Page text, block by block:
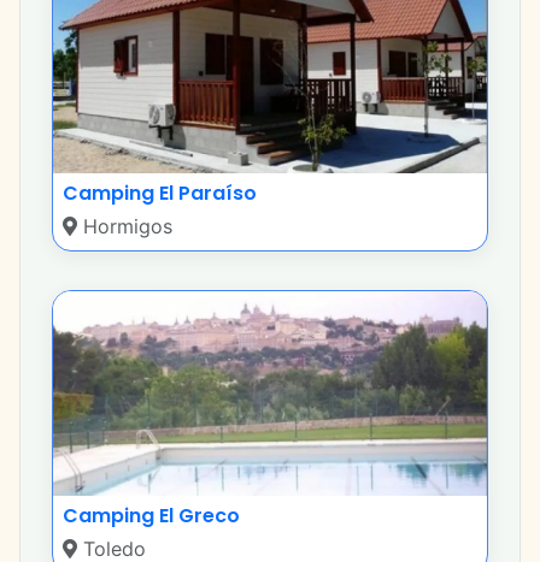
Camping El Paraíso
Hormigos
Camping El Greco
Toledo